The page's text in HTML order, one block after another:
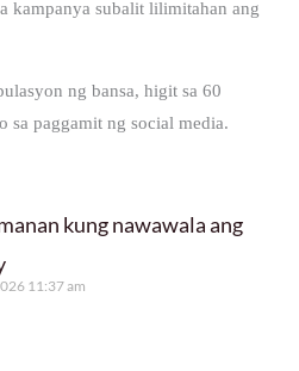
kampanya subalit lilimitahan ang
ng bansa, higit sa 60
paggamit ng social media.
kung nawawala ang
11:37 am